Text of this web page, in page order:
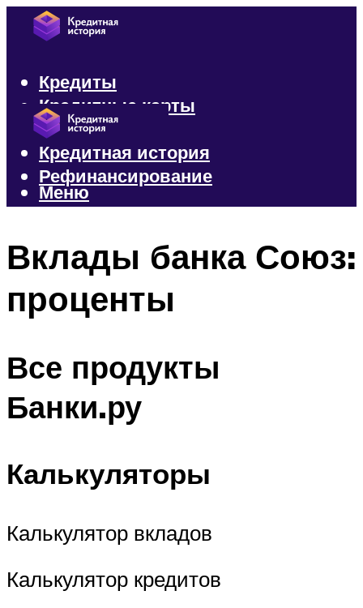
Кредиты
Кредитные карты
Микрозаймы
Кредитная история
Рефинансирование
Меню
Вклады банка Союз:
проценты
Все продукты
Банки.ру
Калькуляторы
Калькулятор вкладов
Калькулятор кредитов